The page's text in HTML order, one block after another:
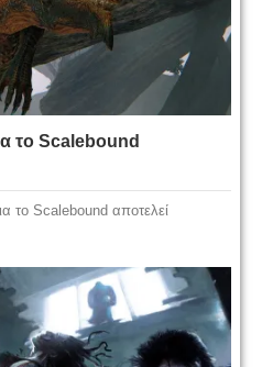
το Scalebound
το Scalebound αποτελεί